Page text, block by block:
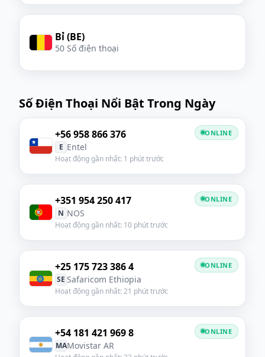
Bỉ (BE)
50 Số điện thoại
Số Điện Thoại Nổi Bật Trong Ngày
+56 958 866 376
E Entel
Hoạt động gần nhất: 1 phút trước
ONLINE
+351 954 250 417
N NOS
Hoạt động gần nhất: 10 phút trước
ONLINE
+25 175 723 386 4
SE Safaricom Ethiopia
Hoạt động gần nhất: 21 phút trước
ONLINE
+54 181 421 969 8
MAMovistar AR
ONLINE